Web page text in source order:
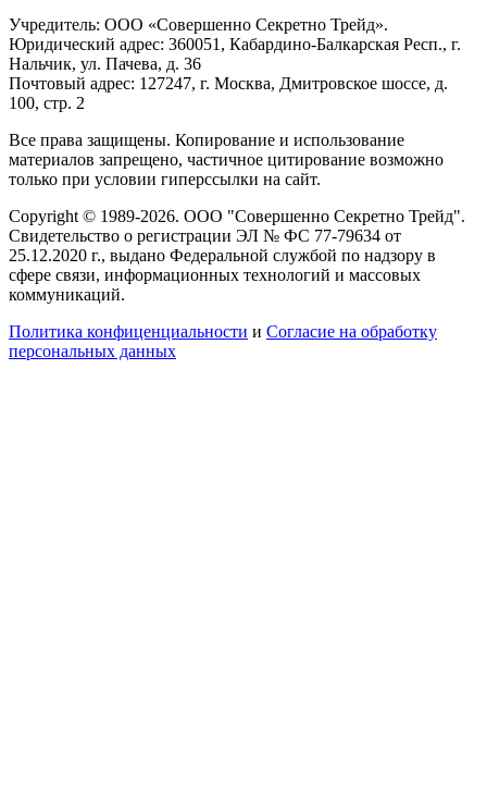
Учредитель: ООО «Совершенно Секретно Трейд».
Юридический адрес: 360051, Кабардино-Балкарская Респ., г.
Нальчик, ул. Пачева, д. 36
Почтовый адрес: 127247, г. Москва, Дмитровское шоссе, д.
100, стр. 2
Все права защищены. Копирование и использование
материалов запрещено, частичное цитирование возможно
только при условии гиперссылки на сайт.
Copyright © 1989-2026. ООО "Совершенно Секретно Трейд".
Свидетельство о регистрации ЭЛ № ФС 77-79634 от
25.12.2020 г., выдано Федеральной службой по надзору в
сфере связи, информационных технологий и массовых
коммуникаций.
Политика конфиценциальности и Согласие на обработку
персональных данных